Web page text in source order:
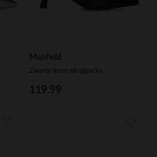
Manfield
Zwarte leren slingbacks
119.99